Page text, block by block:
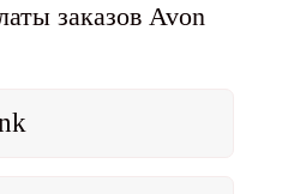
заказов Avon